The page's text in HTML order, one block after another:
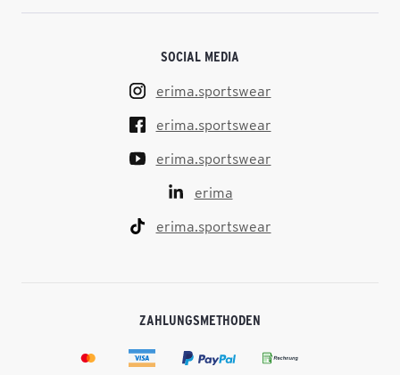
SOCIAL MEDIA
erima.sportswear
erima.sportswear
erima.sportswear
erima
erima.sportswear
ZAHLUNGSMETHODEN